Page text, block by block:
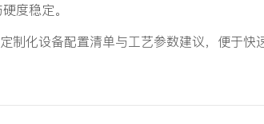
度稳定。
制化设备配置清单与工艺参数建议，便于快